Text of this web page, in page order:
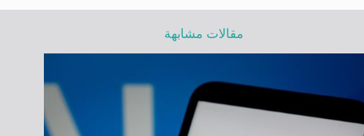
مقالات مشابهة